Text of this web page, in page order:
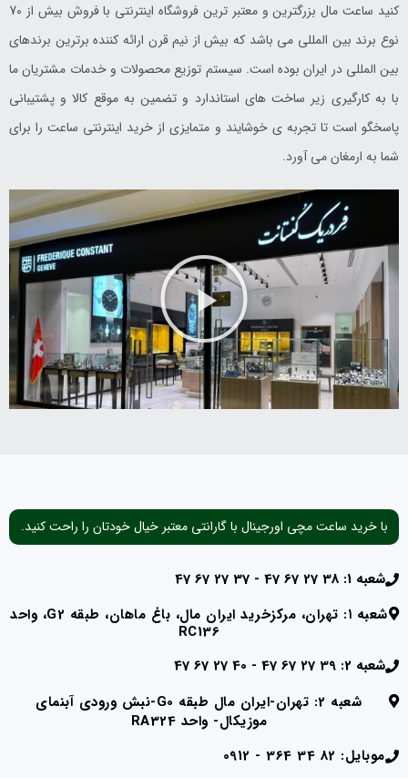
کنید ساعت مال بزرگترین و معتبر ترین فروشگاه اینترنتی با فروش بیش از 70
نوع برند بین المللی می باشد که بیش از نیم قرن ارائه کننده برترین برندهای
بین المللی در ایران بوده است. سیستم توزیع محصولات و خدمات مشتریان ما
با به کارگیری زیر ساخت های استاندارد و تضمین به موقع کالا و پشتیبانی
پاسخگو است تا تجربه ی خوشایند و متمایزی از خرید اینترنتی ساعت را برای
شما به ارمغان می آورد.
با خرید ساعت مچی اورجینال با گارانتی معتبر خیال خودتان را راحت کنید.
شعبه 1: 38 27 67 47 - 37 27 67 47
شعبه ۱: تهران، مرکزخرید ایران مال، باغ ماهان، طبقه G2، واحد
RC136
شعبه 2: 39 27 67 47 - 40 27 67 47
شعبه 2: تهران-ایران مال طبقه G0-نبش ورودی آبنمای
موزیکال- واحد RA324
موبایل: 82 34 364 - 0912